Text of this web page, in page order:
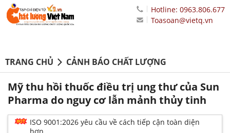
Hotline: 0963.806.677
Toasoan@vietq.vn
TRANG CHỦ CẢNH BÁO CHẤT LƯỢNG
Mỹ thu hồi thuốc điều trị ung thư của Sun
Pharma do nguy cơ lẫn mảnh thủy tinh
ISO 9001:2026 yêu cầu về cách tiếp cận toàn diện